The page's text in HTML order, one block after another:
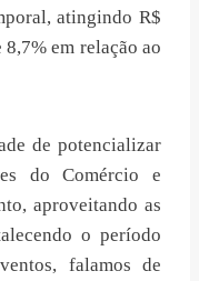
atingindo R$
em relação ao
de potencializar
do Comércio e
aproveitando as
o período
falamos de